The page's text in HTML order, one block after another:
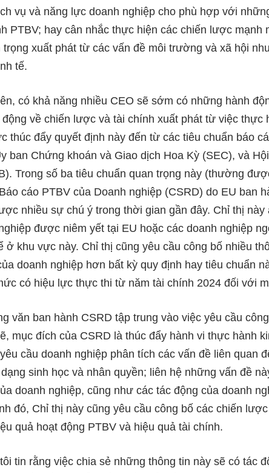
vụ và năng lực doanh nghiệp cho phù hợp với
PTBV; hay cân nhắc thực hiện các chiến lược mạnh
trọng xuất phát từ các vấn đề môi trường và xã hội
tế.
có khả năng nhiều CEO sẽ sớm có những hành
động về chiến lược và tài chính xuất phát từ việc thực
thúc đẩy quyết định này đến từ các tiêu chuẩn báo
ban Chứng khoán và Giao dịch Hoa Kỳ (SEC), và
Trong số ba tiêu chuẩn quan trọng này (thường
cáo PTBV của Doanh nghiệp (CSRD) do EU ban
nhiều sự chú ý trong thời gian gần đây. Chỉ thị này
được niêm yết tại EU hoặc các doanh nghiệp
ở khu vực này. Chỉ thị cũng yêu cầu công bố nhiều
doanh nghiệp hơn bất kỳ quy định hay tiêu chuẩn
có hiệu lực thực thi từ năm tài chính 2024 đối với
văn ban hành CSRD tập trung vào việc yêu cầu
mục đích của CSRD là thúc đẩy hành vi thực hành
cầu doanh nghiệp phân tích các vấn đề liên quan
sinh học và nhân quyền; liên hệ những vấn đề
doanh nghiệp, cũng như các tác động của doanh
đó, Chỉ thị này cũng yêu cầu công bố các chiến
quả hoạt động PTBV và hiệu quả tài chính.
tin rằng việc chia sẻ những thông tin này sẽ có tác